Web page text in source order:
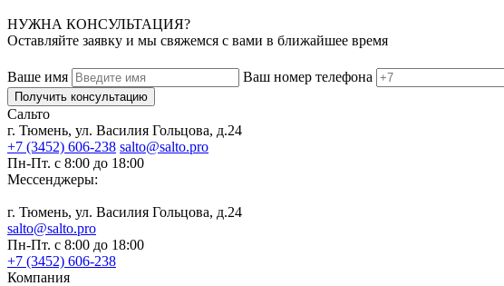
НУЖНА КОНСУЛЬТАЦИЯ?
Оставляйте заявку и мы свяжемся с вами в ближайшее время
Ваше имя Ваш номер телефона
Получить консультацию
Сальто
г. Тюмень, ул. Василия Гольцова, д.24
+7 (3452) 606-238 salto@salto.pro
Пн-Пт. с 8:00 до 18:00
Мессенджеры:
г. Тюмень, ул. Василия Гольцова, д.24
salto@salto.pro
Пн-Пт. с 8:00 до 18:00
+7 (3452) 606-238
Компания